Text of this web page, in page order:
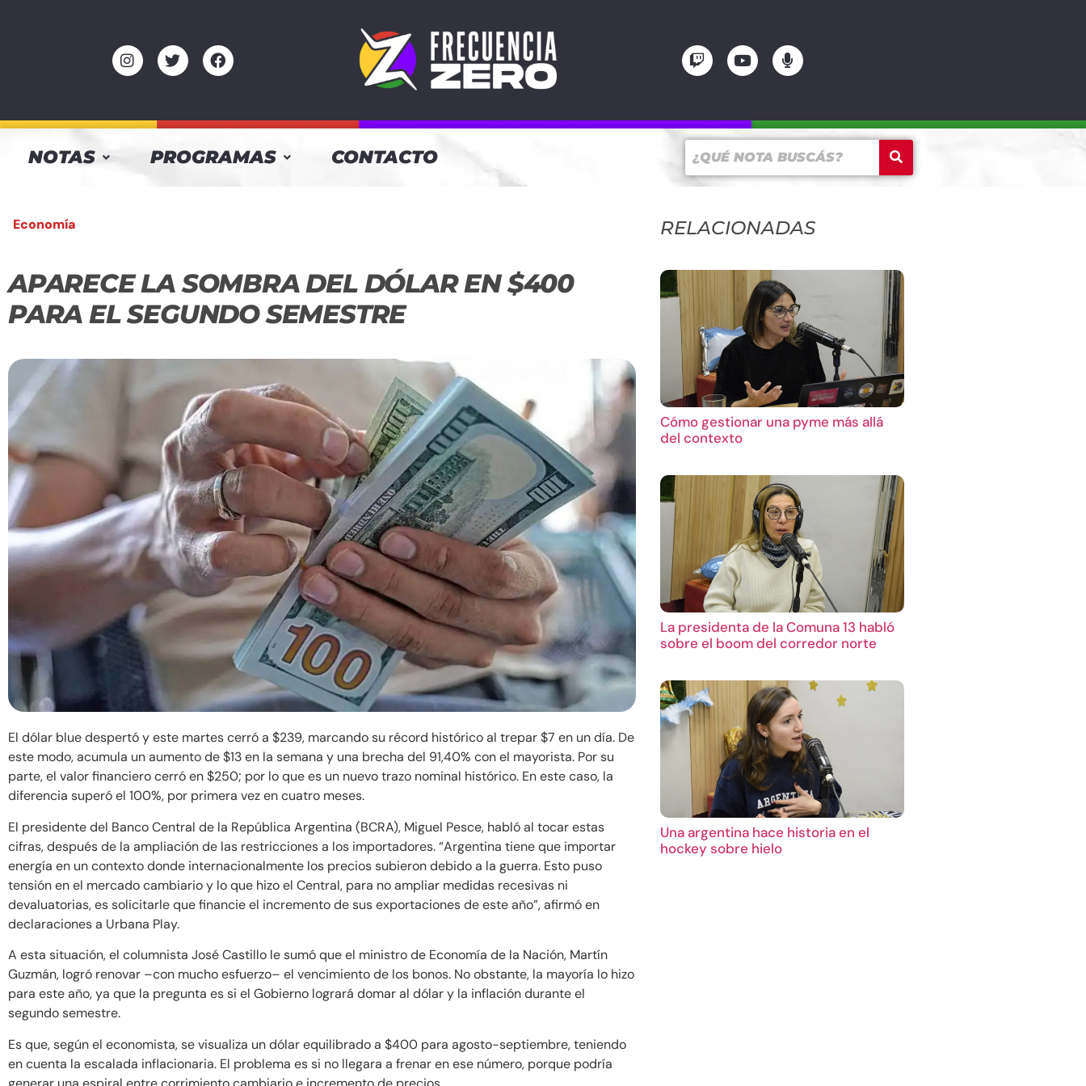
NOTAS PROGRAMAS CONTACTO
Economía
APARECE LA SOMBRA DEL DÓLAR EN $400
PARA EL SEGUNDO SEMESTRE
El dólar blue despertó y este martes cerró a $239, marcando su récord histórico al trepar $7 en un día. De
este modo, acumula un aumento de $13 en la semana y una brecha del 91,40% con el mayorista. Por su
parte, el valor financiero cerró en $250; por lo que es un nuevo trazo nominal histórico. En este caso, la
diferencia superó el 100%, por primera vez en cuatro meses.
El presidente del Banco Central de la República Argentina (BCRA), Miguel Pesce, habló al tocar estas
cifras, después de la ampliación de las restricciones a los importadores. “Argentina tiene que importar
energía en un contexto donde internacionalmente los precios subieron debido a la guerra. Esto puso
tensión en el mercado cambiario y lo que hizo el Central, para no ampliar medidas recesivas ni
devaluatorias, es solicitarle que financie el incremento de sus exportaciones de este año”, afirmó en
declaraciones a Urbana Play.
A esta situación, el columnista José Castillo le sumó que el ministro de Economía de la Nación, Martín
Guzmán, logró renovar –con mucho esfuerzo– el vencimiento de los bonos. No obstante, la mayoría lo hizo
para este año, ya que la pregunta es si el Gobierno logrará domar al dólar y la inflación durante el
segundo semestre.
Es que, según el economista, se visualiza un dólar equilibrado a $400 para agosto-septiembre, teniendo
en cuenta la escalada inflacionaria. El problema es si no llegara a frenar en ese número, porque podría
RELACIONADAS
Cómo gestionar una pyme más allá
del contexto
La presidenta de la Comuna 13 habló
sobre el boom del corredor norte
Una argentina hace historia en el
hockey sobre hielo